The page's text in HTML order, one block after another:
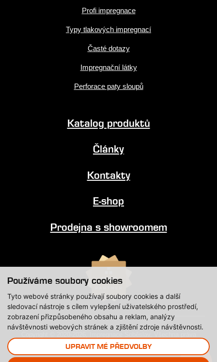
Používáme soubory cookies
Tyto webové stránky používají soubory cookies a další
sledovací nástroje s cílem vylepšení uživatelského prostředí,
zobrazení přizpůsobeného obsahu a reklam, analýzy
návštěvnosti webových stránek a zjištění zdroje návštěvnosti.
UPRAVIT MÉ PŘEDVOLBY
Profi impregnace
Typy tlakových impregnací
Časté dotazy
Impregnační látky
Perforace paty sloupů
Katalog produktů
Články
Kontakty
E-shop
Prodejna s showroomem
vyhrazena.